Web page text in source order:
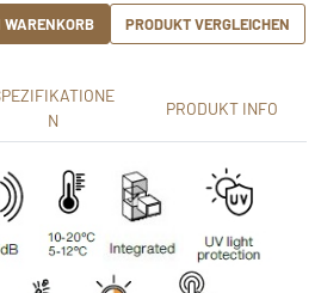
WARENKORB PRODUKT VERGLEICHEN
N
PRODUKT INFO